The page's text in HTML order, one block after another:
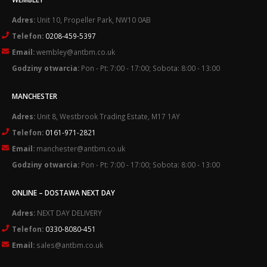
Adres: Unit 10, Propeller Park, NW10 0AB
Telefon: 0208-459-5397
Email:wembley@antbm.co.uk
Godziny otwarcia: Pon - Pt: 7:00 - 17:00; Sobota: 8:00 - 13:00
MANCHESTER
Adres: Unit 8, Westbrook Trading Estate, M17 1AY
Telefon: 0161-971-2821
Email: manchester@antbm.co.uk
Godziny otwarcia: Pon - Pt: 7:00 - 17:00; Sobota: 8:00 - 13:00
ONLINE – DOSTAWA NEXT DAY
Adres: NEXT DAY DELIVERY
Telefon: 0330-8080-451
Email: sales@antbm.co.uk